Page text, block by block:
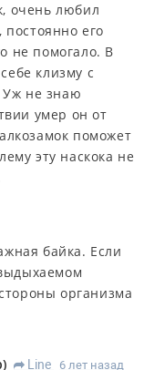
очень любил
его
не помогало. В
клизму с
Уж не знаю
умер он от
поможет
эту наскока не
байка. Если
организма
) R Line 6 лет назад